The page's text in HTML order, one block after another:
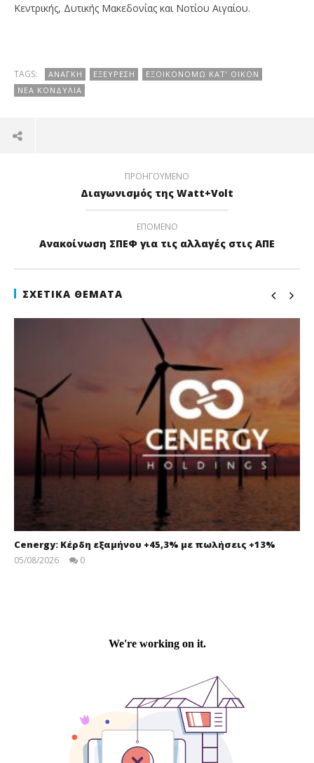
Κεντρικής, Δυτικής Μακεδονίας και Νοτίου Αιγαίου.
TAGS: ΑΝΆΓΚΗ ΕΞΕΎΡΕΣΗ
ΕΞΟΙΚΟΝΟΜΏ ΚΑΤ’ ΟΊΚΟΝ
ΝΈΑ ΚΟΝΔΎΛΙΑ
ΠΡΟΗΓΟΎΜΕΝΟ
Διαγωνισμός της Watt+Volt
ΕΠΌΜΕΝΟ
Ανακοίνωση ΣΠΕΦ για τις αλλαγές στις ΑΠΕ
ΣΧΕΤΙΚΆ ΘΈΜΑΤΑ
Cenergy: Κέρδη εξαμήνου +45,3% με πωλήσεις +13%
05/08/2026 0